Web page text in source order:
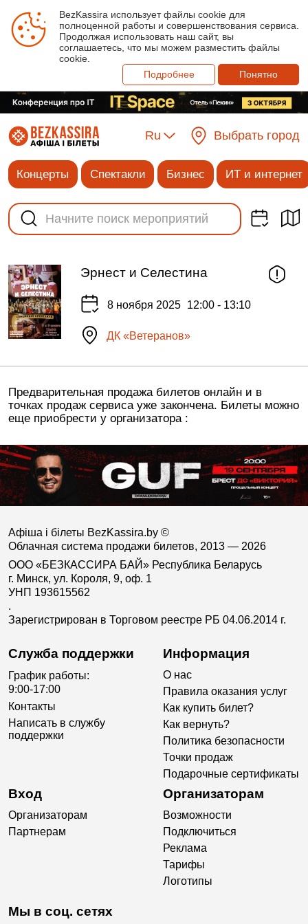
BezKassira использует файлы cookie для
полноценной работы и совершенствования сервиса.
Продолжая использовать наш сайт, вы
соглашаетесь, что мы можем разместить файлы
cookie.
Подробнее
Понятно
Ru Выбрать город
Концерты Спектакли Бизнес ИТ и интернет
Эрнест и Селестина
8 ноября 2025 12:00 - 13:10
ДК «Ветеранов»
Предварительная продажа билетов онлайн и в
точках продаж сервиса уже закончена. Билеты можно
еще приобрести у организатора :
Афіша і білеты BezKassira.by ©
Облачная система продажи билетов, 2013 — 2026
ООО «БЕЗКАССИРА БАЙ» Республика Беларусь
г. Минск, ул. Короля, 9, оф. 1
УНП 193615562
.
Зарегистрирован в Торговом реестре РБ 04.06.2014 г.
Служба поддержки
График работы:
9:00-17:00
Контакты
Написать в службу
поддержки
Информация
О нас
Правила оказания услуг
Как купить билет?
Как вернуть?
Политика безопасности
Точки продаж
Подарочные сертификаты
Вход
Организаторам
Партнерам
Организаторам
Возможности
Подключиться
Реклама
Тарифы
Логотипы
Мы в соц. сетях